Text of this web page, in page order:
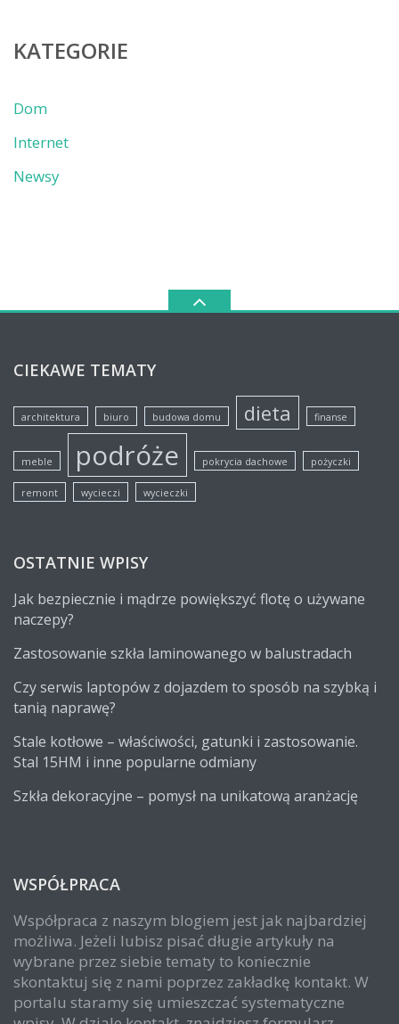
KATEGORIE
Dom
Internet
Newsy
CIEKAWE TEMATY
architektura biuro budowa domu dieta finanse
meble podróże pokrycia dachowe pożyczki
remont wycieczi wycieczki
OSTATNIE WPISY
Jak bezpiecznie i mądrze powiększyć flotę o używane
naczepy?
Zastosowanie szkła laminowanego w balustradach
Czy serwis laptopów z dojazdem to sposób na szybką i
tanią naprawę?
Stale kotłowe – właściwości, gatunki i zastosowanie.
Stal 15HM i inne popularne odmiany
Szkła dekoracyjne – pomysł na unikatową aranżację
WSPÓŁPRACA
Współpraca z naszym blogiem jest jak najbardziej
możliwa. Jeżeli lubisz pisać długie artykuły na
wybrane przez siebie tematy to koniecznie
skontaktuj się z nami poprzez zakładkę kontakt. W
portalu staramy się umieszczać systematyczne